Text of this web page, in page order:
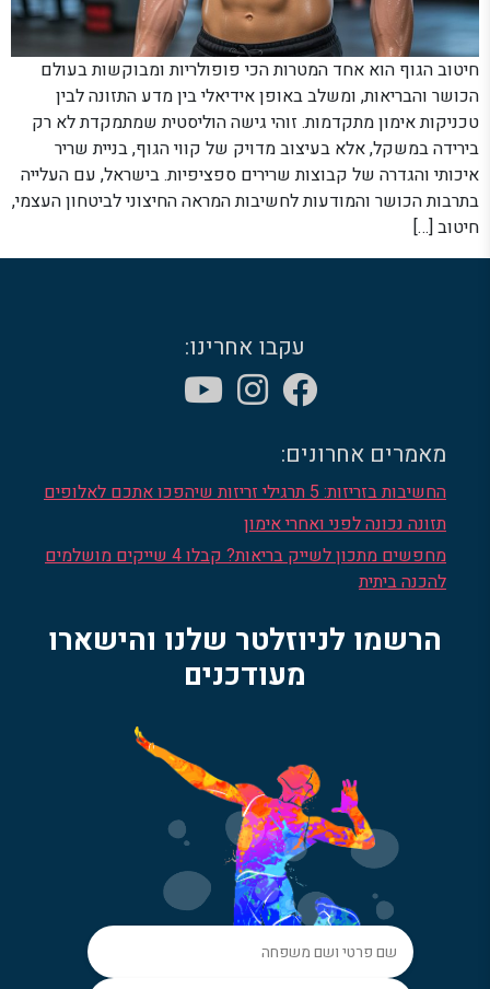
חיטוב הגוף הוא אחד המטרות הכי פופולריות ומבוקשות בעולם
הכושר והבריאות, ומשלב באופן אידיאלי בין מדע התזונה לבין
טכניקות אימון מתקדמות. זוהי גישה הוליסטית שמתמקדת לא רק
בירידה במשקל, אלא בעיצוב מדויק של קווי הגוף, בניית שריר
איכותי והגדרה של קבוצות שרירים ספציפיות. בישראל, עם העלייה
בתרבות הכושר והמודעות לחשיבות המראה החיצוני לביטחון העצמי,
חיטוב […]
עקבו אחרינו:
מאמרים אחרונים:
החשיבות בזריזות: 5 תרגילי זריזות שיהפכו אתכם לאלופים
תזונה נכונה לפני ואחרי אימון
מחפשים מתכון לשייק בריאות? קבלו 4 שייקים מושלמים
להכנה ביתית
הרשמו לניוזלטר שלנו והישארו
מעודכנים